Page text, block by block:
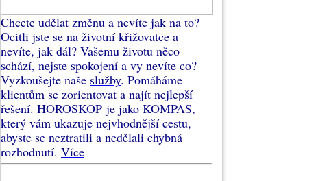
Chcete udělat změnu a nevíte jak na to?
Ocitli jste se na životní křižovatce a
nevíte, jak dál? Vašemu životu něco
schází, nejste spokojení a vy nevíte co?
Vyzkoušejte naše služby. Pomáháme
klientům se zorientovat a najít nejlepší
řešení. HOROSKOP je jako KOMPAS,
který vám ukazuje nejvhodnější cestu,
abyste se neztratili a nedělali chybná
rozhodnutí. Více